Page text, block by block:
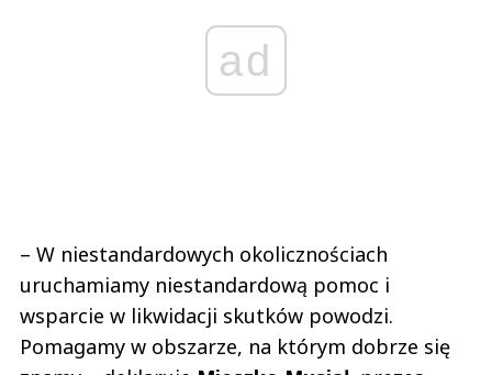
ad
– W niestandardowych okolicznościach
uruchamiamy niestandardową pomoc i
wsparcie w likwidacji skutków powodzi.
Pomagamy w obszarze, na którym dobrze się